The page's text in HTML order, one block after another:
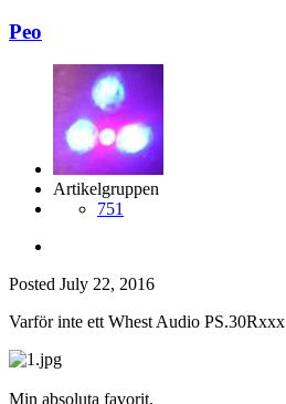
Peo
Artikelgruppen
751
Posted July 22, 2016
Varför inte ett Whest Audio PS.30Rxxx
Min absoluta favorit.